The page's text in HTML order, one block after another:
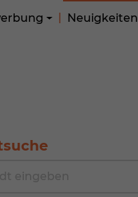
Neuigkeiten